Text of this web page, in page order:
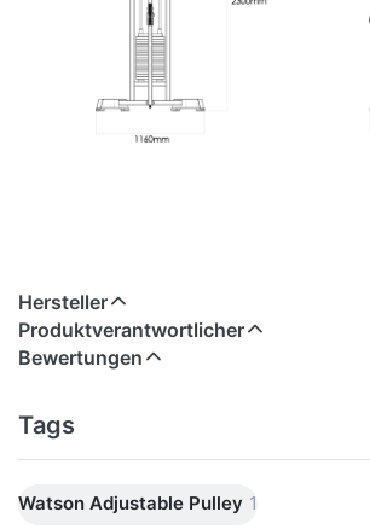
Hersteller
Produktverantwortlicher
Bewertungen
Tags
Watson Adjustable Pulley 1